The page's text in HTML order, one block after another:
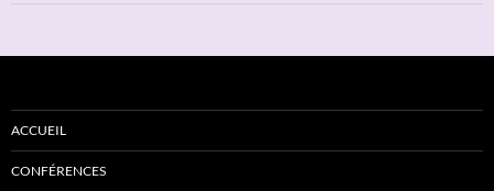
ACCUEIL
CONFÉRENCES